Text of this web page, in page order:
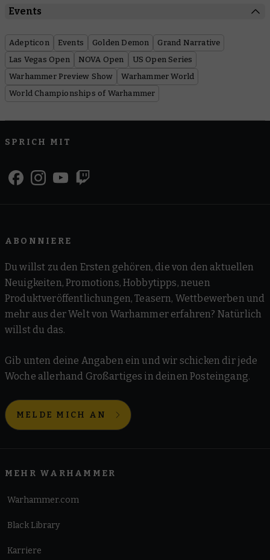
Events
Adepticon Events Golden Demon
Grand Narrative
Las Vegas Open
NOVA Open
US Open Series
Warhammer Preview Show
Warhammer World
World Championships of Warhammer
SPRICH MIT
ABONNIERE
Du willst zu den Ersten gehören, die von den aktuellen
Neuigkeiten, Promotions, Hobbytipps, neuen
Produktveröffentlichungen, Teasern, Wettbewerben und
mehr aus der Welt von Warhammer erfahren? Natürlich
willst du das.
Gib unten deine Angaben ein und wir schicken dir jede
Woche allerhand Großartiges in deinen Posteingang.
MELDE MICH AN
MEHR WARHAMMER
Warhammer.com
Black Library
Karriere